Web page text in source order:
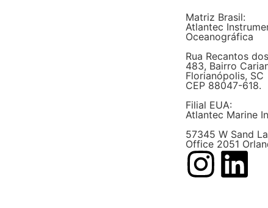
Matriz Brasil:
Atlantec
Oceanográfica
Rua Recantos
483, Bairro
Florianópolis, SC
CEP 88047-618.
Filial EUA:
Atlantec Marine
57345 W Sand
Office 2051